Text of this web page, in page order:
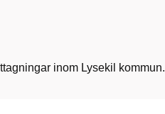
inom Lysekil kommun.